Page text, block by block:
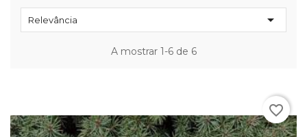
Relevância 
A mostrar 1-6 de 6
favorite_border